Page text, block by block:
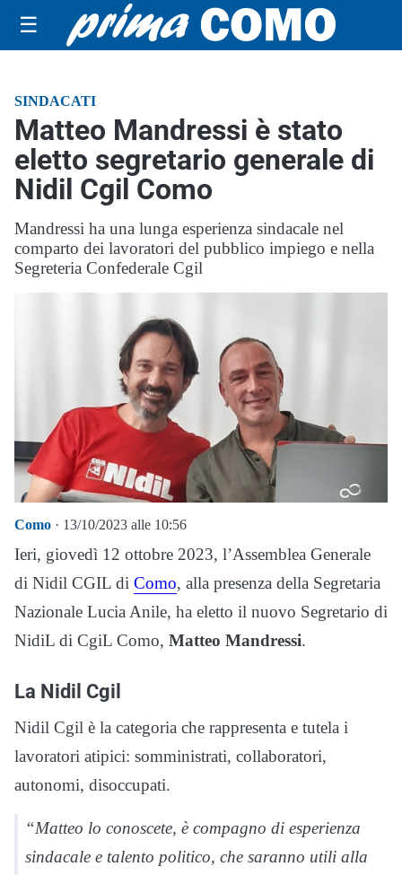
☰
SINDACATI
Matteo Mandressi è stato
eletto segretario generale di
Nidil Cgil Como
Mandressi ha una lunga esperienza sindacale nel
comparto dei lavoratori del pubblico impiego e nella
Segreteria Confederale Cgil
Como · 13/10/2023 alle 10:56
Ieri, giovedì 12 ottobre 2023, l’Assemblea Generale
di Nidil CGIL di Como, alla presenza della Segretaria
Nazionale Lucia Anile, ha eletto il nuovo Segretario di
NidiL di CgiL Como, Matteo Mandressi.
La Nidil Cgil
Nidil Cgil è la categoria che rappresenta e tutela i
lavoratori atipici: somministrati, collaboratori,
autonomi, disoccupati.
“Matteo lo conoscete, è compagno di esperienza
sindacale e talento politico, che saranno utili alla